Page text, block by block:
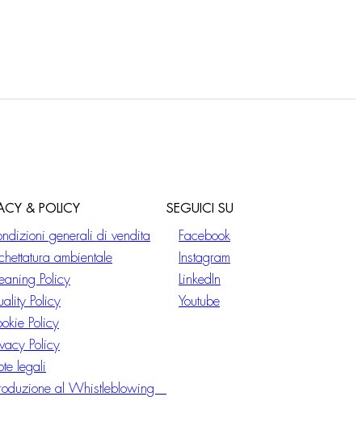
& POLICY
generali di vendita
ambientale
Policy
Policy
Policy
Policy
legali
al Whistleblowing
SEGUICI SU
Facebook
Instagram
LinkedIn
Youtube